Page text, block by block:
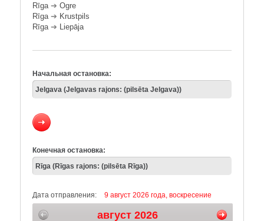
Rīga➔ Ogre
Rīga➔ Krustpils
Rīga➔ Liepāja
Начальная остановка:
Конечная остановка:
Дата отправления: 9 август 2026 года, воскресение
август 2026